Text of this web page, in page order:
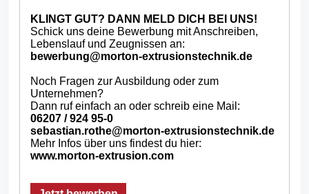
KLINGT GUT? DANN MELD DICH BEI UNS!
Schick uns deine Bewerbung mit Anschreiben,
Lebenslauf und Zeugnissen an:
bewerbung@morton-extrusionstechnik.de
Noch Fragen zur Ausbildung oder zum
Unternehmen?
Dann ruf einfach an oder schreib eine Mail:
06207 / 924 95-0
sebastian.rothe@morton-extrusionstechnik.de
Mehr Infos über uns findest du hier:
www.morton-extrusion.com